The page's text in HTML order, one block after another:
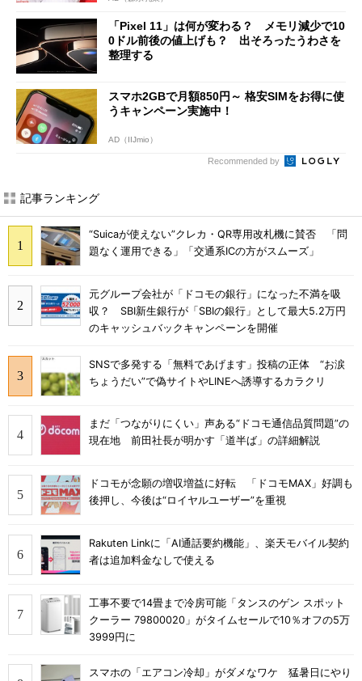
「Pixel 11」は何が変わる？ メモリ減少で10
0ドル前後の値上げも？ 出そろったうわさを
整理する
スマホ2GBで月額850円～ 格安SIMをお得に使
うキャンペーン実施中！
AD（IIJmio）
Recommended by
記事ランキング
“Suicaが使えない”クレカ・QR専用改札機に賛否 「問
題なく運用できる」「交通系ICの方がスムーズ」
元グループ会社が「ドコモの銀行」になった不満を吸
収？ SBI新生銀行が「SBIの銀行」として最大5.2万円
のキャッシュバックキャンペーンを開催
SNSで多発する「無料であげます」投稿の正体 “お涙
ちょうだい”で偽サイトやLINEへ誘導するカラクリ
まだ「つながりにくい」声ある“ドコモ通信品質問題”の
現在地 前田社長が明かす「道半ば」の詳細解説
ドコモが念願の増収増益に好転 「ドコモMAX」好調も
後押し、今後は“ロイヤルユーザー”を重視
Rakuten Linkに「AI通話要約機能」、楽天モバイル契約
者は追加料金なしで使える
工事不要で14畳まで冷房可能「タンスのゲン スポット
クーラー 79800020」がタイムセールで10％オフの5万
3999円に
スマホの「エアコン冷却」がダメなワケ 猛暑日にやり